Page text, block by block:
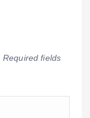
Required fields